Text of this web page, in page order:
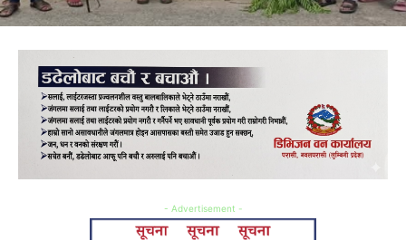
- Advertisement -